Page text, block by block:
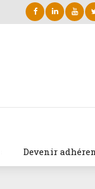
Devenir